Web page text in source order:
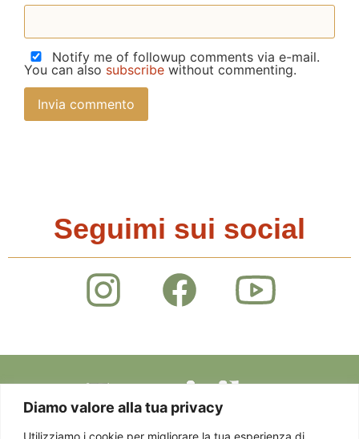
Diamo valore alla tua privacy
Utilizziamo i cookie per migliorare la tua esperienza di
Notify me of followup comments via e-mail.
You can also subscribe without commenting.
Seguimi sui social